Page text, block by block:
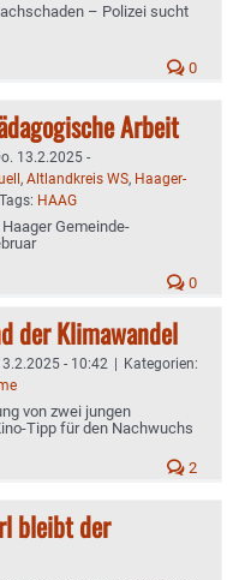
– Polizei sucht
0
Arbeit
13.2.2025 -
, Altlandkreis WS, Haager-
Tags: HAAG
Gemeinde-
0
der Klimawandel
- 10:42 | Kategorien:
von zwei jungen
Tipp für den Nachwuchs
2
bleibt der